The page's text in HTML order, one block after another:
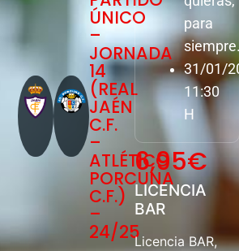
ÚNICO
–
JORNADA
14
(REAL
JAÉN
C.F.
–
ATLÉTICO
PORCUNA
C.F.)
–
24/25
para
siempre.
31/01/
11:30
H
6,95€
LICENCIA
BAR
Licencia BAR,